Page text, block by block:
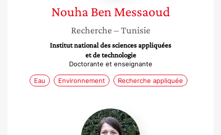
Nouha Ben Messaoud
Recherche – Tunisie
Institut national des sciences appliquées
et de technologie
Doctorante et enseignante
Eau Environnement Recherche appliquée
Lucile
Anthore-
Dalion